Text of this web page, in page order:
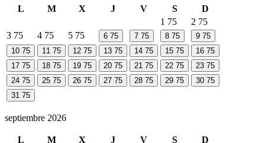
L M X J V S
D
1 75 2 75
3 75 4 75 5 75 6 75 7 75 8 75 9 75
10 75 11 75 12 75 13 75 14 75 15 75 16 75
17 75 18 75 19 75 20 75 21 75 22 75 23 75
24 75 25 75 26 75 27 75 28 75 29 75 30 75
31 75
septiembre 2026
L M X J V S D